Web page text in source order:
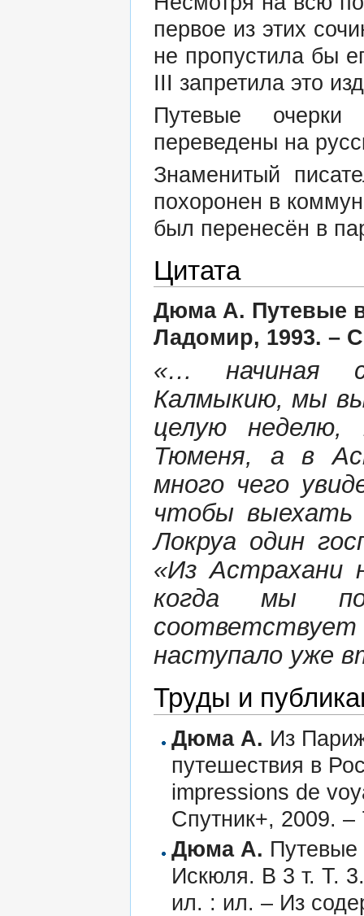
первое из этих
не пропустила бы
III запретила это
Путевые
переведены на
Знаменитый
похоронен в
был перенесён в
Цитата
Дюма А. Путевые
Ладомир, 1993. –
«… начиная
Калмыкию, мы
целую неделю,
Тюменя, а в
много чего
чтобы выехать
Локруа один
«Из Астрахани
когда мы
наступало уже
Труды и
Дюма А. Из
путешествия в
impressions de
Спутник+, 2009. –
Дюма А. Путевые
Искюля. В 3 т. Т.
ил. : ил. – Из